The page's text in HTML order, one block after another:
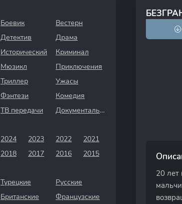
8.3
20 лет
Боевик
Вестерн
Детектив
Драма
Исторический
Криминал
Мюзикл
Приключения
Триллер
Ужасы
Фэнтези
Комедия
ТВ передачи Документальный
2024 2023 2022
2021
2018 2017 2016 2015
Турецкие
Русские
Британские
Французские